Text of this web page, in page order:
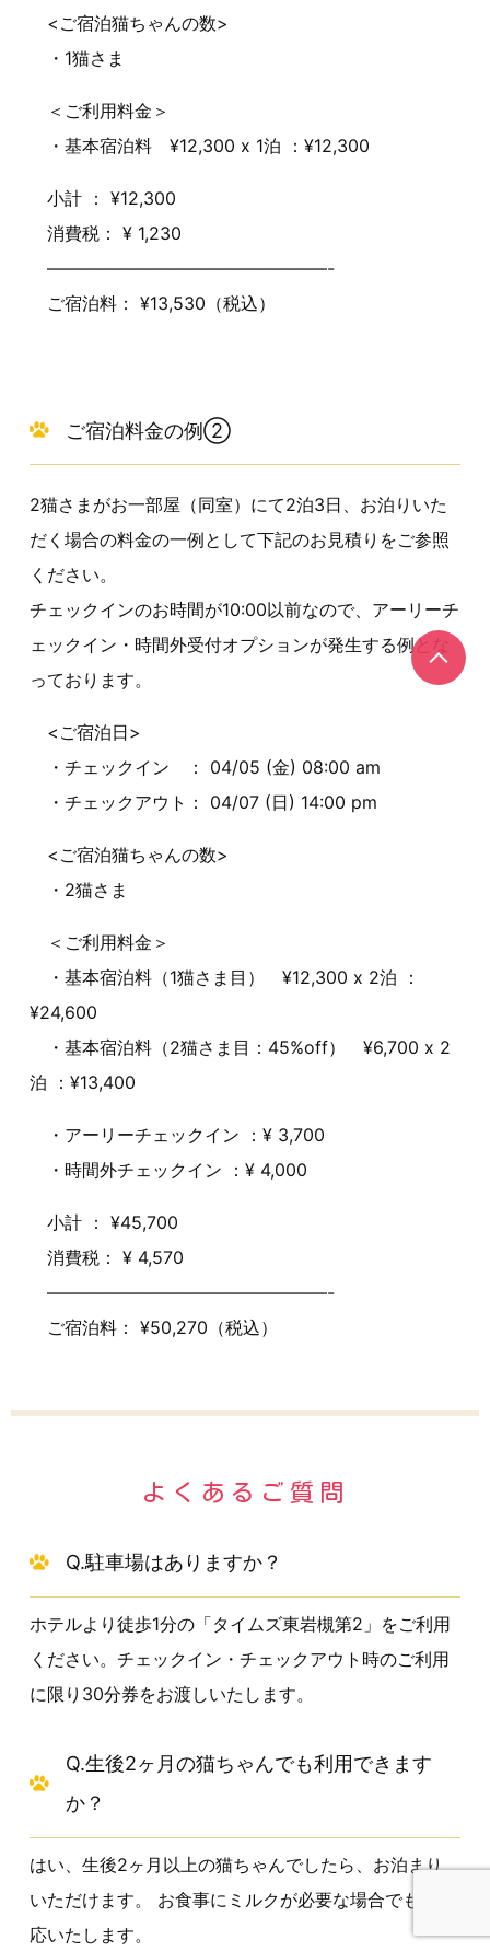
<ご宿泊猫ちゃんの数>
・1猫さま
＜ご利用料金＞
・基本宿泊料 ¥12,300 x 1泊 ：¥12,300
小計 ： ¥12,300
消費税： ¥ 1,230
————————————————-
ご宿泊料： ¥13,530（税込）
ご宿泊料金の例②
2猫さまがお一部屋（同室）にて2泊3日、お泊りいた
だく場合の料金の一例として下記のお見積りをご参照
ください。
チェックインのお時間が10:00以前なので、アーリーチ
ェックイン・時間外受付オプションが発生する例とな
っております。
<ご宿泊日>
・チェックイン ： 04/05 (金) 08:00 am
・チェックアウト： 04/07 (日) 14:00 pm
<ご宿泊猫ちゃんの数>
・2猫さま
＜ご利用料金＞
・基本宿泊料（1猫さま目） ¥12,300 x 2泊 ：
¥24,600
・基本宿泊料（2猫さま目：45%off） ¥6,700 x 2
泊 ：¥13,400
・アーリーチェックイン ：¥ 3,700
・時間外チェックイン ：¥ 4,000
小計 ： ¥45,700
消費税： ¥ 4,570
————————————————-
ご宿泊料： ¥50,270（税込）
よくあるご質問
Q.駐車場はありますか？
ホテルより徒歩1分の「タイムズ東岩槻第2」をご利用
ください。チェックイン・チェックアウト時のご利用
に限り30分券をお渡しいたします。
Q.生後2ヶ月の猫ちゃんでも利用できます
か？
はい、生後2ヶ月以上の猫ちゃんでしたら、お泊まり
いただけます。
お食事にミルクが必要な場合でもご対
応いたします。